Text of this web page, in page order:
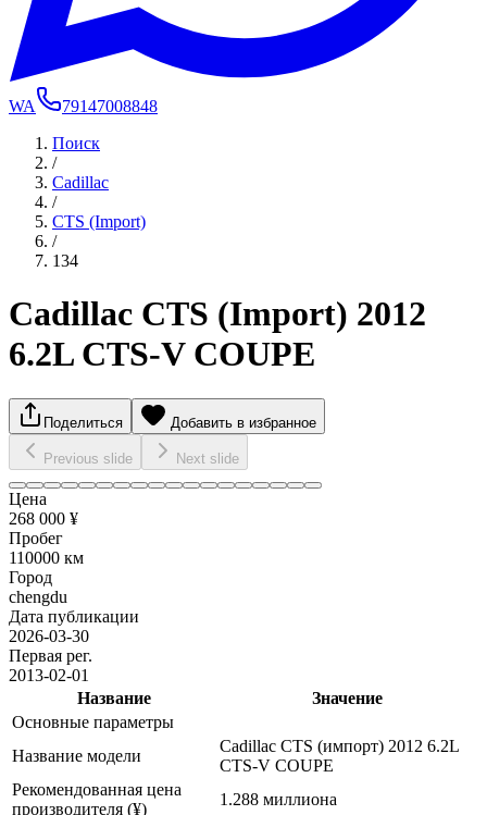
WA
79147008848
Поиск
/
Cadillac
/
CTS (Import)
/
134
Cadillac CTS (Import) 2012
6.2L CTS-V COUPE
Поделиться Добавить в избранное
Previous slide Next slide
Цена
268 000 ¥
Пробег
110000 км
Город
chengdu
Дата публикации
2026-03-30
Первая рег.
2013-02-01
Название
Значение
Основные параметры
Название модели
Cadillac CTS (импорт) 2012 6.2L
CTS-V COUPE
Рекомендованная цена
производителя (¥)
1.288 миллиона